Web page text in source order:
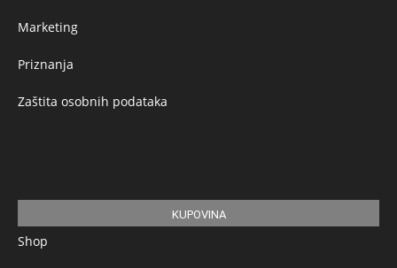
Marketing
Priznanja
Zaštita osobnih podataka
KUPOVINA
Shop